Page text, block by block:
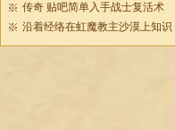
传奇 贴吧简单入手战士复活术
沿着经络在虹魔教主沙漠上知识